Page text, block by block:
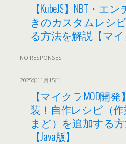
【KubeJS】NBT・エ
きのカスタムレシ
る方法を解説【マイ
NO RESPONSES
2025年11月15日
【マイクラMOD開発
装！自作レシピ（
まど）を追加する
【Java版】